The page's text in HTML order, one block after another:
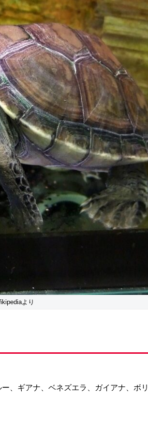
より
、ギアナ、ベネズエラ、ガイアナ、ボ